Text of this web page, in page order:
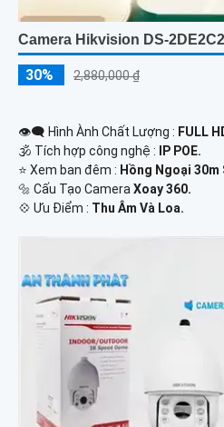
Camera Hikvision DS-
30% 2,880,000 ₫
👁️‍🗨 Hình Ành Chất Lượng : FULL
🕉️ Tích hợp công nghệ :
IP POE.
⭐ Xem ban đêm : Hồng Ngoại
🔩 Cấu Tạo CameraXoay 360.
️💠 Ưu Điểm : Thu Âm Và Loa.